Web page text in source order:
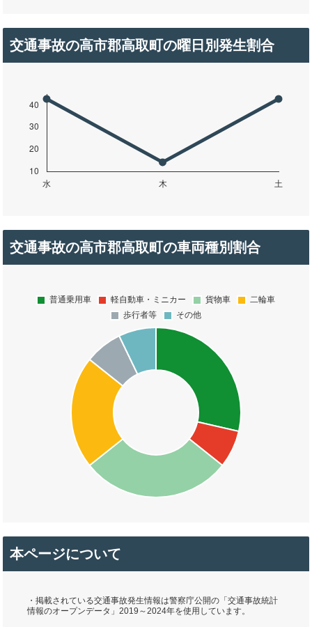
交通事故の高市郡高取町の曜日別発生割合
交通事故の高市郡高取町の車両種別割合
本ページについて
・掲載されている交通事故発生情報は警察庁公開の「交通事故統計
情報のオープンデータ」2019～2024年を使用しています。